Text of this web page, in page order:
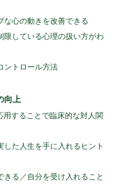
な心の動きを改善できる
限している心理の扱い方がわ
ントロール方法
向上
用することで臨床的な対人関
した人生を手に入れるヒント
きる／自分を受け入れること